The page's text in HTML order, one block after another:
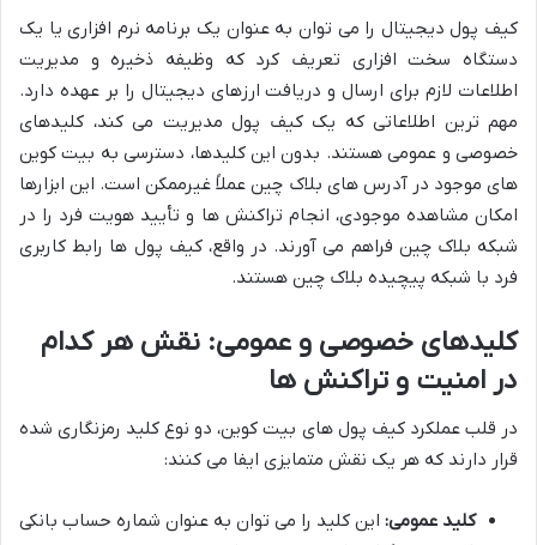
کیف پول دیجیتال را می توان به عنوان یک برنامه نرم افزاری یا یک
دستگاه سخت افزاری تعریف کرد که وظیفه ذخیره و مدیریت
اطلاعات لازم برای ارسال و دریافت ارزهای دیجیتال را بر عهده دارد.
مهم ترین اطلاعاتی که یک کیف پول مدیریت می کند، کلیدهای
خصوصی و عمومی هستند. بدون این کلیدها، دسترسی به بیت کوین
های موجود در آدرس های بلاک چین عملاً غیرممکن است. این ابزارها
امکان مشاهده موجودی، انجام تراکنش ها و تأیید هویت فرد را در
شبکه بلاک چین فراهم می آورند. در واقع، کیف پول ها رابط کاربری
فرد با شبکه پیچیده بلاک چین هستند.
کلیدهای خصوصی و عمومی: نقش هر کدام
در امنیت و تراکنش ها
در قلب عملکرد کیف پول های بیت کوین، دو نوع کلید رمزنگاری شده
قرار دارند که هر یک نقش متمایزی ایفا می کنند:
کلید عمومی: این کلید را می توان به عنوان شماره حساب بانکی